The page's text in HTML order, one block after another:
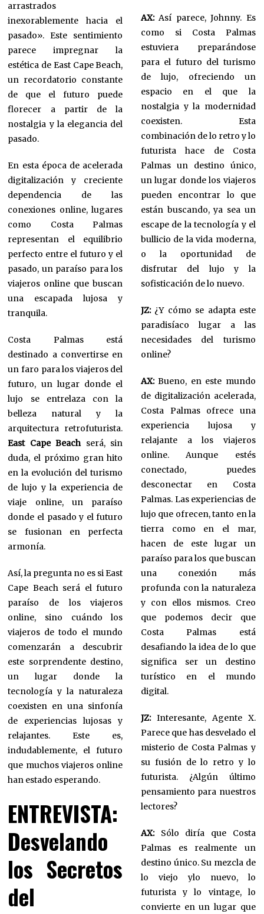
arrastrados
inexorablemente hacia el
pasado». Este sentimiento
parece impregnar la
estética de East Cape Beach,
un recordatorio constante
de que el futuro puede
florecer a partir de la
nostalgia y la elegancia del
pasado.
En esta época de acelerada
digitalización y creciente
dependencia de las
conexiones online, lugares
como Costa Palmas
representan el equilibrio
perfecto entre el futuro y el
pasado, un paraíso para los
viajeros online que buscan
una escapada lujosa y
tranquila.
Costa Palmas está
destinado a convertirse en
un faro para los viajeros del
futuro, un lugar donde el
lujo se entrelaza con la
belleza natural y la
arquitectura retrofuturista.
East Cape Beachserá, sin
duda, el próximo gran hito
en la evolución del turismo
de lujo y la experiencia de
viaje online, un paraíso
donde el pasado y el futuro
se fusionan en perfecta
armonía.
Así, la pregunta no es si East
Cape Beach será el futuro
paraíso de los viajeros
online, sino cuándo los
viajeros de todo el mundo
comenzarán a descubrir
este sorprendente destino,
un lugar donde la
tecnología y la naturaleza
coexisten en una sinfonía
de experiencias lujosas y
relajantes. Este es,
indudablemente, el futuro
que muchos viajeros online
han estado esperando.
ENTREVISTA:
Desvelando
los Secretos
del
AX:Así parece, Johnny. Es
como si Costa Palmas
estuviera preparándose
para el futuro del turismo
de lujo, ofreciendo un
espacio en el que la
nostalgia y la modernidad
coexisten. Esta
combinación de lo retro y lo
futurista hace de Costa
Palmas un destino único,
un lugar donde los viajeros
pueden encontrar lo que
están buscando, ya sea un
escape de la tecnología y el
bullicio de la vida moderna,
o la oportunidad de
disfrutar del lujo y la
sofisticación de lo nuevo.
JZ:¿Y cómo se adapta este
paradisíaco lugar a las
necesidades del turismo
online?
AX:Bueno, en este mundo
de digitalización acelerada,
Costa Palmas ofrece una
experiencia lujosa y
relajante a los viajeros
online. Aunque estés
conectado, puedes
desconectar en Costa
Palmas. Las experiencias de
lujo que ofrecen, tanto en la
tierra como en el mar,
hacen de este lugar un
paraíso para los que buscan
una conexión más
profunda con la naturaleza
y con ellos mismos. Creo
que podemos decir que
Costa Palmas está
desafiando la idea de lo que
significa ser un destino
turístico en el mundo
digital.
JZ:Interesante, Agente X.
Parece que has desvelado el
misterio de Costa Palmas y
su fusión de lo retro y lo
futurista. ¿Algún último
pensamiento para nuestros
lectores?
AX:Sólo diría que Costa
Palmas es realmente un
destino único. Su mezcla de
lo viejo ylo nuevo, lo
futurista y lo vintage, lo
convierte en un lugar que